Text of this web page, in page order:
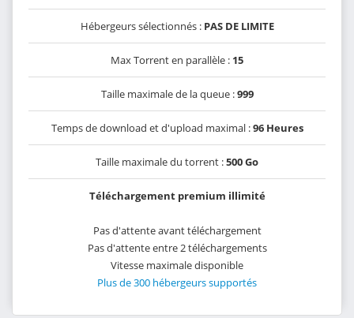
Hébergeurs sélectionnés : PAS DE LIMITE
Max Torrent en parallèle : 15
Taille maximale de la queue :999
Temps de download et d'upload maximal :96 Heures
Taille maximale du torrent :500 Go
Téléchargement premium illimité
Pas d'attente avant téléchargement
Pas d'attente entre 2 téléchargements
Vitesse maximale disponible
Plus de 300 hébergeurs supportés